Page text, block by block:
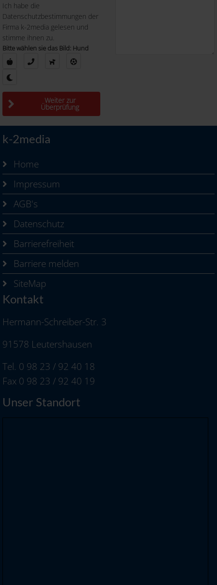
Ich habe die
Datenschutzbestimmungen der
Firma k-2media gelesen und
stimme ihnen zu.
Bitte wählen sie das Bild: Hund
Weiter zur
Überprüfung
k-2media
Home
Impressum
AGB's
Datenschutz
Barrierefreiheit
Barriere melden
SiteMap
Kontakt
Hermann-Schreiber-Str. 3
91578 Leutershausen
Tel. 0 98 23 / 92 40 18
Fax 0 98 23 / 92 40 19
Unser Standort